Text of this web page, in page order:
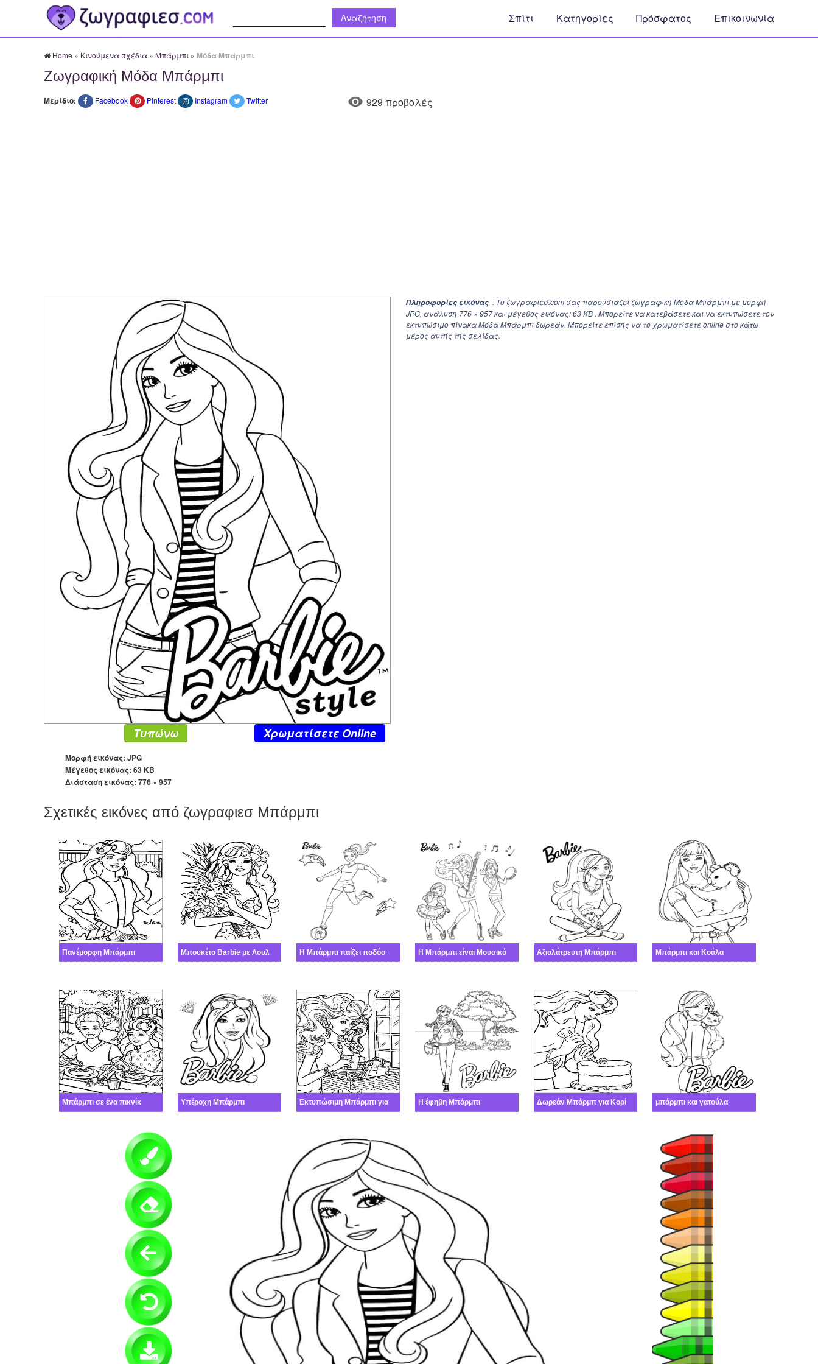
Σπίτι Κατηγορίες Πρόσφατος Επικοινωνία
Home » Κινούμενα σχέδια » Μπάρμπι » Μόδα Μπάρμπι
Ζωγραφική Μόδα Μπάρμπι
Μερίδιο: Facebook Pinterest Instagram Twitter 929 προβολές
Πληροφορίες εικόνας : Το ζωγραφιεσ.com σας παρουσιάζει ζωγραφική Μόδα Μπάρμπι με μορφή
JPG, ανάλυση 776 × 957και μέγεθος εικόνας: 63 KB . Μπορείτε να κατεβάσετε και να εκτυπώσετε τον
εκτυπώσιμο πίνακα Μόδα Μπάρμπι δωρεάν. Μπορείτε επίσης να το χρωματίσετε online στο κάτω
μέρος αυτής της σελίδας.
Τυπώνω Xρωματίσετε Online
Μορφή εικόνας: JPG
Μέγεθος εικόνας: 63 KB
Διάσταση εικόνας: 776 × 957
Σχετικές εικόνες από ζωγραφιεσ Μπάρμπι
Πανέμορφη Μπάρμπι Μπουκέτο Barbie με Λουλούδι Η Μπάρμπι παίζει ποδόσφαιρο Η Μπάρμπι είναι Μουσικό συγκρότημα Αξιολάτρευτη Μπάρμπι Μπάρμπι και Κοάλα
Μπάρμπι σε ένα πικνίκ Υπέροχη Μπάρμπι Εκτυπώσιμη Μπάρμπι για κορίτσια Ελεύθερος Η έφηβη Μπάρμπι Δωρεάν Μπάρμπ για Κορίτσια μπάρμπι και γατούλα